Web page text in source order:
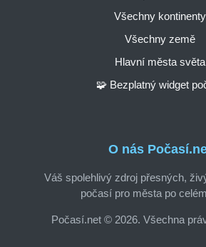
O nás
Váš spolehlivý zdroj přesných,
počasí pro města po
Počasí.net © 2026. Všechna
Všechny kontinenty
Všechny země
Hlavní města světa
🧩 Bezplatný widget